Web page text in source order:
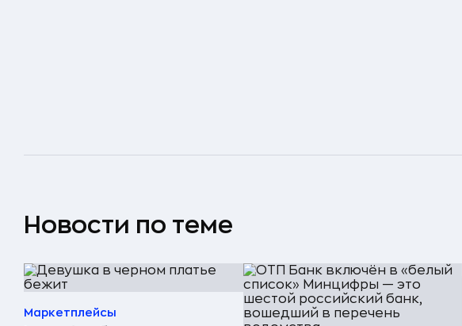
Новости по теме
Маркетплейсы